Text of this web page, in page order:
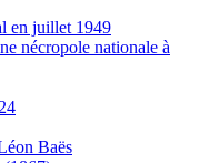
en juillet 1949
nécropole nationale à
Baës